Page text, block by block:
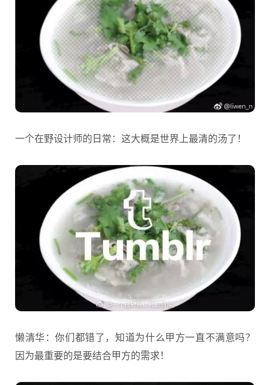
一个在野设计师的日常：这大概是世界上最清的汤了！
懒清华：你们都错了，知道为什么甲方一直不满意吗？
因为最重要的是要结合甲方的需求！